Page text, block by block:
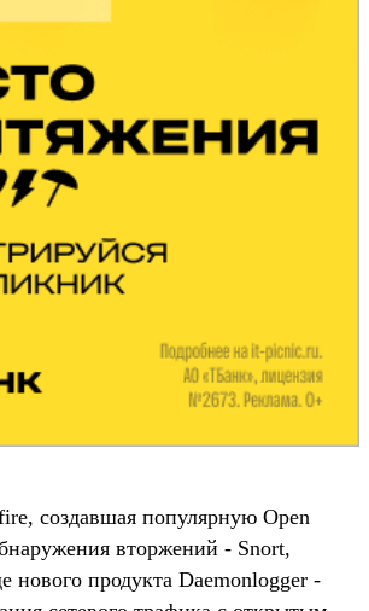
создавшая популярную Open
вторжений - Snort,
нового продукта Daemonlogger -